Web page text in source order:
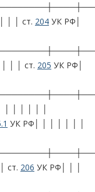
│ │ ст. 204 УК РФ│
│ │ ст. 205 УК РФ│
│ │ │ │ │ │
УК РФ│ │ │ │ │ │ │
ст. 206 УК РФ│ │ │